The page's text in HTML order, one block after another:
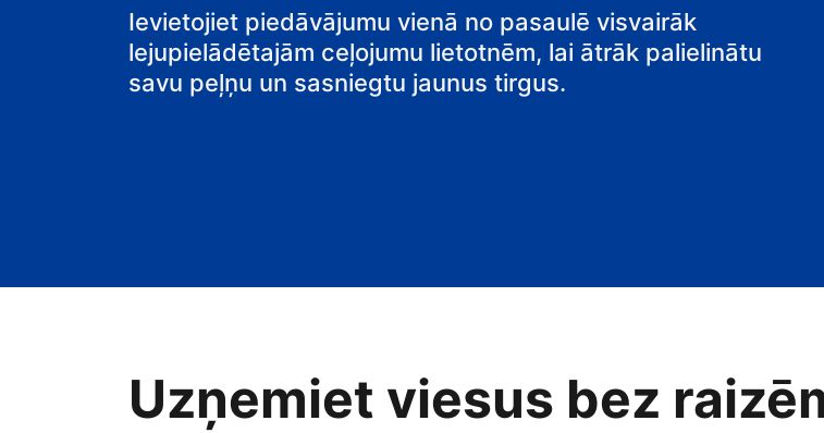
Ievietojiet piedāvājumu vienā no pasaulē visvairāk
lejupielādētajām ceļojumu lietotnēm, lai ātrāk palielinātu
savu peļņu un sasniegtu jaunus tirgus.
Uzņemiet viesus bez